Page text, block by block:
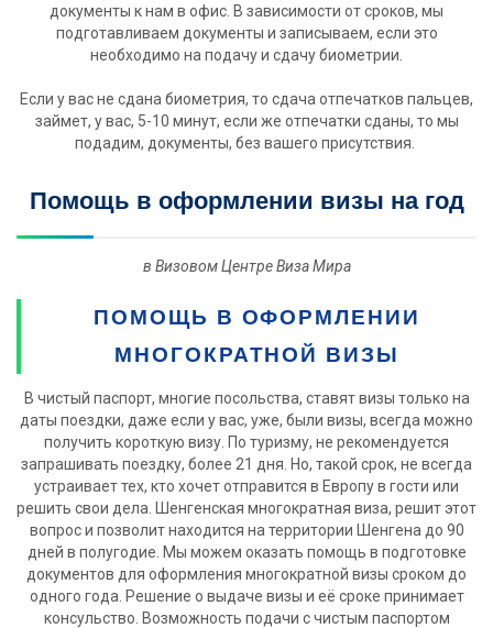
документы к нам в офис. В зависимости от сроков, мы
подготавливаем документы и записываем, если это
необходимо на подачу и сдачу биометрии.
Если у вас не сдана биометрия, то сдача отпечатков пальцев,
займет, у вас, 5-10 минут, если же отпечатки сданы, то мы
подадим, документы, без вашего присутствия.
Помощь в оформлении визы на год
в Визовом Центре Виза Мира
ПОМОЩЬ В ОФОРМЛЕНИИ
МНОГОКРАТНОЙ ВИЗЫ
В чистый паспорт, многие посольства, ставят визы только на
даты поездки, даже если у вас, уже, были визы, всегда можно
получить короткую визу. По туризму, не рекомендуется
запрашивать поездку, более 21 дня. Но, такой срок, не всегда
устраивает тех, кто хочет отправится в Европу в гости или
решить свои дела. Шенгенская многократная виза, решит этот
вопрос и позволит находится на территории Шенгена до 90
дней в полугодие. Мы можем оказать помощь в подготовке
документов для оформления многократной визы сроком до
одного года. Решение о выдаче визы и её сроке принимает
консульство. Возможность подачи с чистым паспортом